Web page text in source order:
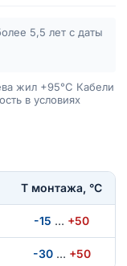
5,5 лет с даты
жил +95°C Кабели
в условиях
Т монтажа, °С
-15 … +50
-30 … +50